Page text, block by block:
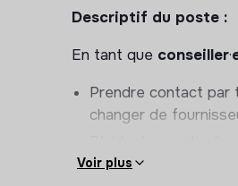
Descriptif du poste :
En tant que conseiller·
Prendre contact par
changer de
d'électricité et de
Voir plus